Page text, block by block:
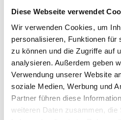
Diese Webseite verwendet
Wir verwenden Cookies, um
personalisieren, Funktionen für
zu können und die Zugriffe auf
analysieren. Außerdem geben
Verwendung unserer Website
soziale Medien, Werbung und
Partner führen diese
weiteren Daten zusammen, die
Gebinde
Umrechnungsfaktoren